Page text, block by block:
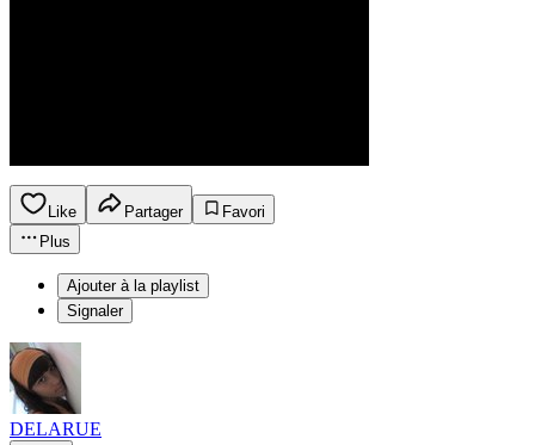
Like Partager
Favori
Plus
Ajouter à la playlist
Signaler
DELARUE